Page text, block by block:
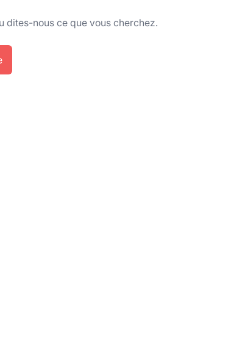
dites-nous ce que vous cherchez.